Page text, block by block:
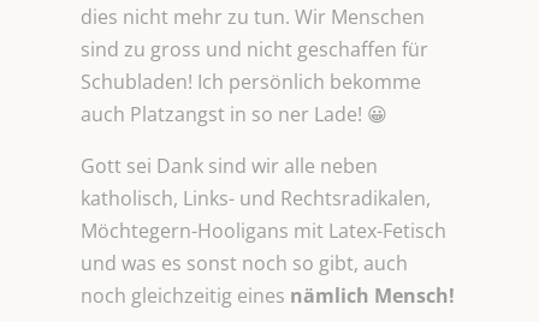
dies nicht mehr zu tun. Wir Menschen
sind zu gross und nicht geschaffen für
Schubladen! Ich persönlich bekomme
auch Platzangst in so ner Lade! 😀
Gott sei Dank sind wir alle neben
katholisch, Links- und Rechtsradikalen,
Möchtegern-Hooligans mit Latex-Fetisch
und was es sonst noch so gibt, auch
noch gleichzeitig eines nämlich Mensch!